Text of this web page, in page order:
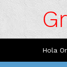
Hola